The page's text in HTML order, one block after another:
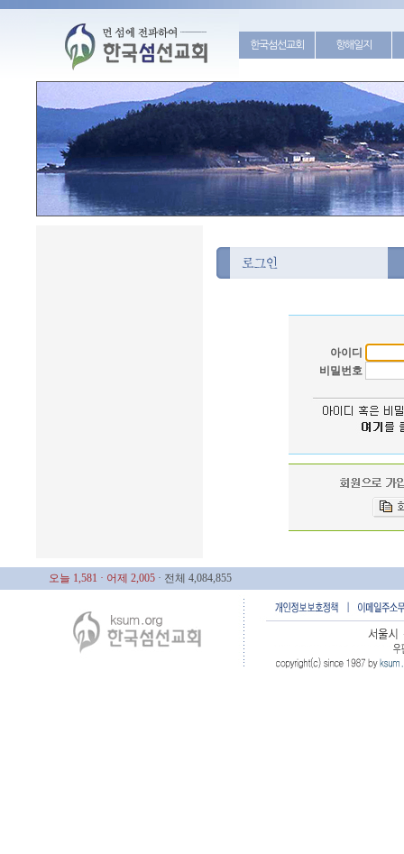
한국섬선교회 항해일지
아이디
비밀번호
오늘 1,581 · 어제 2,005 · 전체 4,084,855